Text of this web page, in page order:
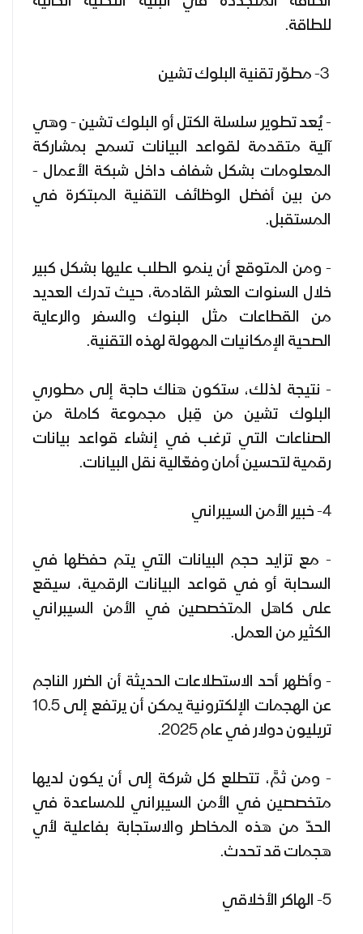
للطاقة.
- يُعد تطوير سلسلة الكتل أو البلوك تشين - وهي
آلية متقدمة لقواعد البيانات تسمح بمشاركة
المعلومات بشكل شفاف داخل شبكة الأعمال -
من بين أفضل الوظائف التقنية المبتكرة في
المستقبل.
- ومن المتوقع أن ينمو الطلب عليها بشكل كبير
خلال السنوات العشر القادمة، حيث تدرك العديد
من القطاعات مثل البنوك والسفر والرعاية
الصحية الإمكانيات المهولة لهذه التقنية.
- نتيجة لذلك، ستكون هناك حاجة إلى مطوري
البلوك تشين من قِبل مجموعة كاملة من
الصناعات التي ترغب في إنشاء قواعد بيانات
رقمية لتحسين أمان وفعّالية نقل البيانات.
4- خبير الأمن السيبراني
- مع تزايد حجم البيانات التي يتم حفظها في
السحابة أو في قواعد البيانات الرقمية، سيقع
على كاهل المتخصصين في الأمن السيبراني
الكثير من العمل.
- وأظهر أحد الاستطلاعات الحديثة أن الضرر الناجم
عن الهجمات الإلكترونية يمكن أن يرتفع إلى 10.5
تريليون دولار في عام 2025.
- ومن ثمَّ، تتطلع كل شركة إلى أن يكون لديها
متخصصين في الأمن السيبراني للمساعدة في
الحدّ من هذه المخاطر والاستجابة بفاعلية لأي
هجمات قد تحدث.
5- الهاكر الأخلاقي